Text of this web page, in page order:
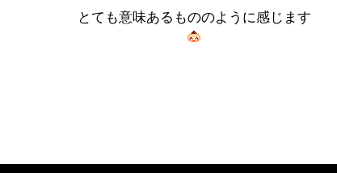
とても意味あるもののように感じます